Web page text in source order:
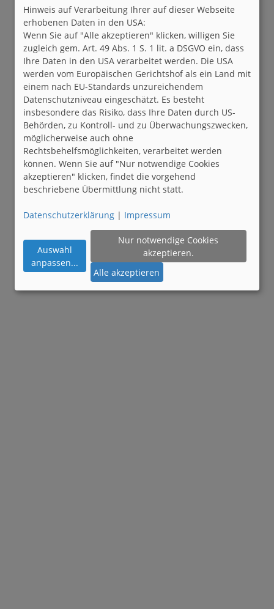
Hinweis auf Verarbeitung Ihrer auf dieser Webseite
erhobenen Daten in den USA:
Wenn Sie auf "Alle akzeptieren" klicken, willigen Sie
zugleich gem. Art. 49 Abs. 1 S. 1 lit. a DSGVO ein, dass
Ihre Daten in den USA verarbeitet werden. Die USA
werden vom Europäischen Gerichtshof als ein Land mit
einem nach EU-Standards unzureichendem
Datenschutzniveau eingeschätzt. Es besteht
insbesondere das Risiko, dass Ihre Daten durch US-
Behörden, zu Kontroll- und zu Überwachungszwecken,
möglicherweise auch ohne
Rechtsbehelfsmöglichkeiten, verarbeitet werden
können. Wenn Sie auf "Nur notwendige Cookies
akzeptieren" klicken, findet die vorgehend
beschriebene Übermittlung nicht statt.
Datenschutzerklärung | Impressum
Auswahl
anpassen...
Nur notwendige Cookies
akzeptieren.
Alle akzeptieren